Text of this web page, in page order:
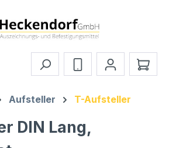
Aufsteller T-Aufsteller
DIN Lang,